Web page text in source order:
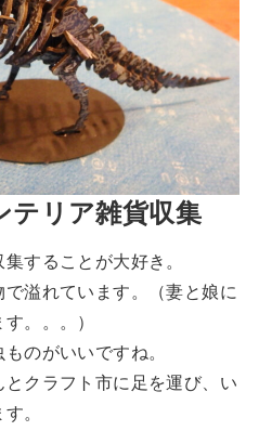
リア雑貨収集
することが大好き。
溢れています。（妻と娘に
。。。）
のがいいですね。
クラフト市に足を運び、い
。